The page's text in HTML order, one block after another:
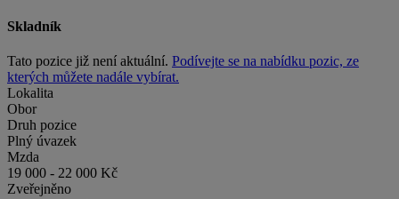
Skladník
Tato pozice již není aktuální. Podívejte se na nabídku pozic, ze
kterých můžete nadále vybírat.
Lokalita
Obor
Druh pozice
Plný úvazek
Mzda
19 000 - 22 000 Kč
Zveřejněno